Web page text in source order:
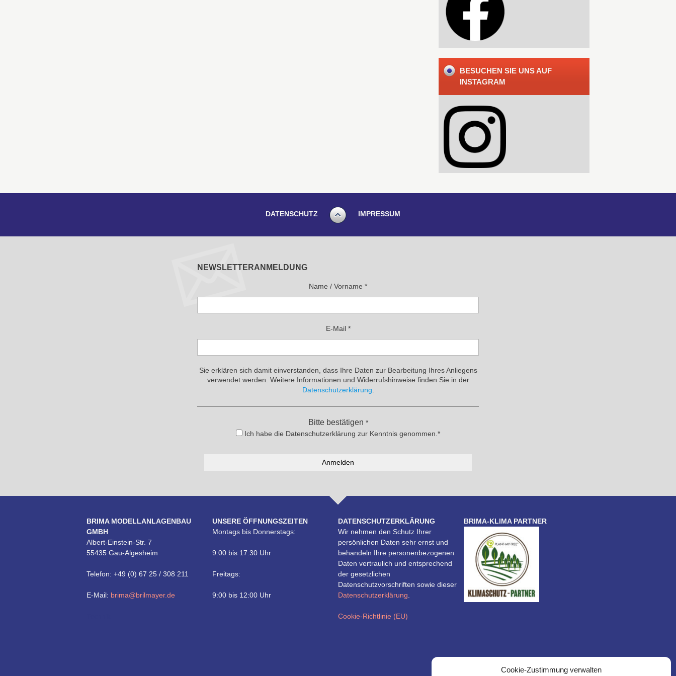
Cookie-Zustimmung verwalten
BESUCHEN SIE UNS AUF
INSTAGRAM
DATENSCHUTZ IMPRESSUM
NEWSLETTERANMELDUNG
Name / Vorname *
E-Mail *
Sie erklären sich damit einverstanden, dass Ihre Daten zur Bearbeitung Ihres Anliegens
verwendet werden. Weitere Informationen und Widerrufshinweise finden Sie in der
Datenschutzerklärung
Bitte bestätigen *
Ich habe die Datenschutzerklärung zur Kenntnis genommen.*
BRIMA MODELLANLAGENBAU
GMBH
Albert-Einstein-Str. 7
55435 Gau-Algesheim
Telefon: +49 (0) 67 25 / 308 211
E-Mail: brima@brilmayer.de
UNSERE ÖFFNUNGSZEITEN
Montags bis Donnerstags:
9:00 bis 17:30 Uhr
Freitags:
9:00 bis 12:00 Uhr
DATENSCHUTZERKLÄRUNG
Wir nehmen den Schutz Ihrer
persönlichen Daten sehr ernst und
behandeln Ihre personenbezogenen
Daten vertraulich und entsprechend
der gesetzlichen
Datenschutzvorschriften sowie dieser
Datenschutzerklärung
Cookie-Richtlinie (EU)
BRIMA-KLIMA PARTNER